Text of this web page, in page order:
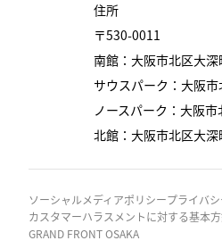
住所
〒530-0011
南館：大阪市北区大
サウスパーク：大阪
ノースパーク：大阪
北館：大阪市北区大
ソーシャルメディアポリシープライバ
カスタマーハラスメントに対する基本
GRAND FRONT OSAKA